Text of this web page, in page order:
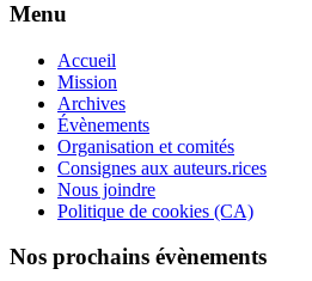
Menu
Accueil
Mission
Archives
Évènements
Organisation et comités
Consignes aux auteurs.rices
Nous joindre
Politique de cookies (CA)
Nos prochains évènements